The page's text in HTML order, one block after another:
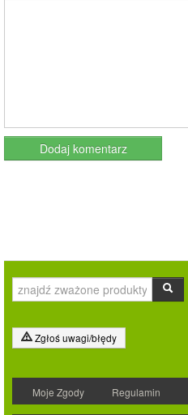
Zgłoś uwagi/błędy
Moje Zgody Regulamin